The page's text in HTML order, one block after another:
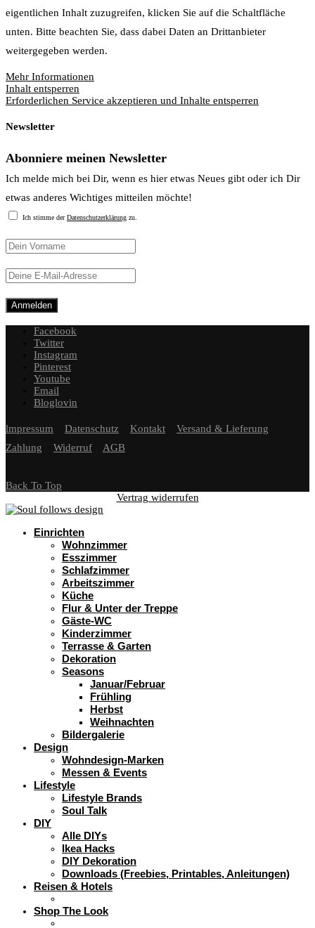
eigentlichen Inhalt zuzugreifen, klicken Sie auf die Schaltfläche
unten. Bitte beachten Sie, dass dabei Daten an Drittanbieter
weitergegeben werden.
Mehr Informationen
Inhalt entsperren
Erforderlichen Service akzeptieren und Inhalte entsperren
Newsletter
Abonniere meinen Newsletter
Ich melde mich bei Dir, wenn es hier etwas Neues gibt oder ich Dir
etwas anderes Wichtiges mitteilen möchte!
Ich stimme derDatenschutzerklärung zu.
Facebook
Twitter
Instagram
Pinterest
Youtube
Email
Bloglovin
lmpressum Datenschutz Kontakt
Versand & Lieferung
Zahlung
Widerruf AGB
Back To Top
Vertrag widerrufen
Einrichten
Wohnzimmer
Esszimmer
Schlafzimmer
Arbeitszimmer
Küche
Flur & Unter der Treppe
Gäste-WC
Kinderzimmer
Terrasse & Garten
Dekoration
Seasons
Januar/Februar
Frühling
Herbst
Weihnachten
Bildergalerie
Design
Wohndesign-Marken
Messen & Events
Lifestyle
Lifestyle Brands
Soul Talk
DIY
Alle DIYs
Ikea Hacks
DIY Dekoration
Downloads (Freebies, Printables, Anleitungen)
Reisen & Hotels
Shop The Look